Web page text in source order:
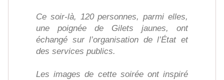
Ce soir-là, 120 personnes, parmi elles,
une poignée de Gilets jaunes, ont
échangé sur l’organisation de l’État et
des services publics.
Les images de cette soirée ont inspiré